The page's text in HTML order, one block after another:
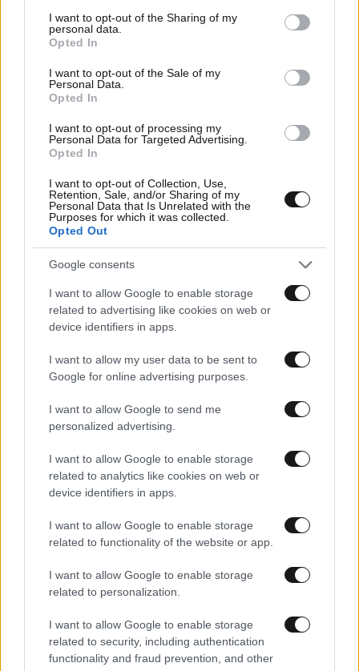
not limited to your visit or usage behaviour. You may click to
grant or deny consent to Google and its third-party tags to
use your data for below specified purposes in below Google
consent section.
I want to opt-out of the Sharing of my
personal data.
Opted In
I want to opt-out of the Sale of my
Personal Data.
Opted In
I want to opt-out of processing my
Personal Data for Targeted Advertising.
Opted In
I want to opt-out of Collection, Use,
Retention, Sale, and/or Sharing of my
Personal Data that Is Unrelated with the
Purposes for which it was collected.
Opted Out
Google consents
I want to allow Google to enable storage
related to advertising like cookies on web or
device identifiers in apps.
I want to allow my user data to be sent to
Google for online advertising purposes.
I want to allow Google to send me
personalized advertising.
I want to allow Google to enable storage
related to analytics like cookies on web or
device identifiers in apps.
I want to allow Google to enable storage
related to functionality of the website or app.
I want to allow Google to enable storage
related to personalization.
I want to allow Google to enable storage
related to security, including authentication
functionality and fraud prevention, and other
18·07·2026 14:10
Π. Πολάκης κατά Αλ. Τσίπρα: Σχέδιο διάλυσης του
ΣΥΡΙΖΑ
18·07·2026 12:44
Ν. Παππάς: Θα ανατρέψουμε τα σχέδια διάλυσης του